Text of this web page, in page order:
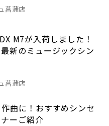
菖蒲店
M7が入荷しました！
新のミュージックシン
菖蒲店
曲に！おすすめシンセ
ーご紹介